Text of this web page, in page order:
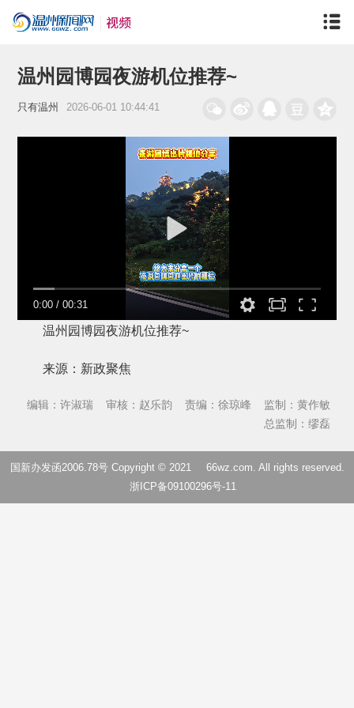
温州园博园夜游机位推荐~
只有温州 2026-06-01 10:44:41
0:00 /00:31
温州园博园夜游机位推荐~
来源：新政聚焦
编辑：许淑瑞 审核：赵乐韵 责编：徐琼峰
监制：黄作敏
总监制：缪磊
国新办发函2006.78号 Copyright © 2021 66wz.com. All rights reserved.
浙ICP备09100296号-11